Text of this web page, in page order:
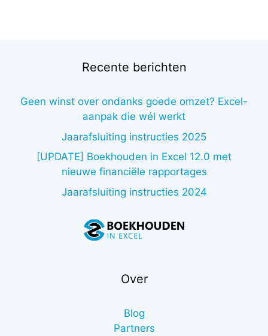
Recente berichten
Geen winst over ondanks goede omzet? Excel-
aanpak die wél werkt
Jaarafsluiting instructies 2025
[UPDATE] Boekhouden in Excel 12.0 met
nieuwe financiële rapportages
Jaarafsluiting instructies 2024
Over
Blog
Partners